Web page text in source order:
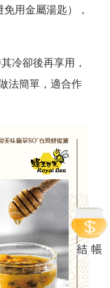
用金屬湯匙），
冷卻後再享用，
法簡單，適合作